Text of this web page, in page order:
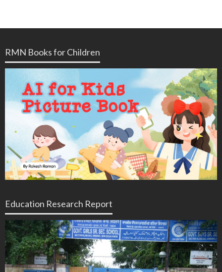
RMN Books for Children
Education Research Report